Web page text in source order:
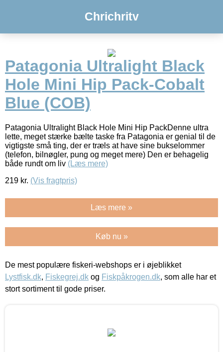
Chrichritv
Patagonia Ultralight Black
Hole Mini Hip Pack-Cobalt
Blue (COB)
Patagonia Ultralight Black Hole Mini Hip PackDenne ultra
lette, meget stærke bælte taske fra Patagonia er genial til de
vigtigste små ting, der er træls at have sine bukselommer
(telefon, bilnøgler, pung og meget mere) Den er behagelig
både rundt om liv (Læs mere)
219 kr. (Vis fragtpris)
Læs mere »
Køb nu »
De mest populære fiskeri-webshops er i øjeblikket
Lystfisk.dk, Fiskegrej.dk og Fiskpåkrogen.dk, som alle har et
stort sortiment til gode priser.